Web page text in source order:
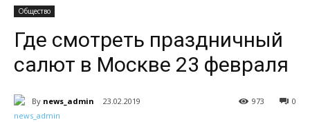
Общество
Где смотреть праздничный
салют в Москве 23 февраля
By news_admin 23.02.2019 0
973